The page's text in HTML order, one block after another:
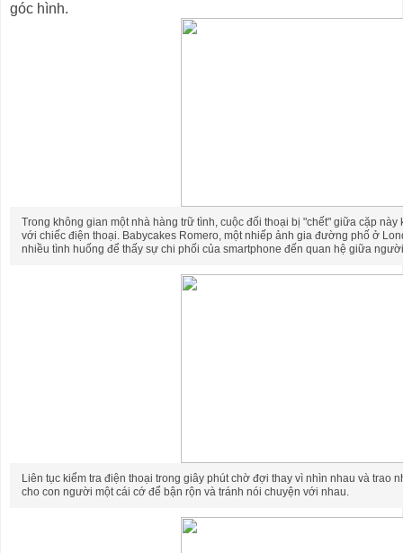
góc hình.
Trong không gian một nhà hàng trữ tình, cuộc đối thoại bị "chết" giữa cặp
với chiếc điện thoại. Babycakes Romero, một nhiếp ảnh gia đường phố ở
nhiều tình huống để thấy sự chi phối của smartphone đến quan hệ giữa
Liên tục kiểm tra điện thoại trong giây phút chờ đợi thay vì nhìn nhau và trao
cho con người một cái cớ để bận rộn và tránh nói chuyện với nhau.